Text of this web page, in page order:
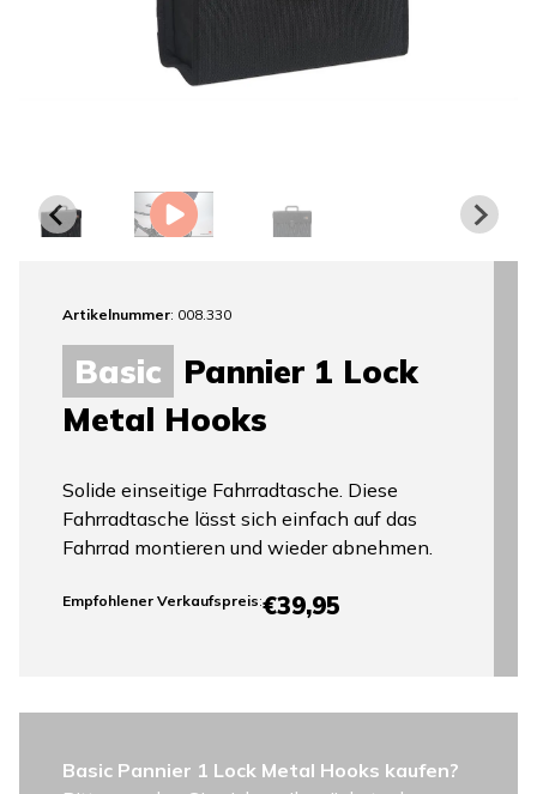
Artikelnummer: 008.330
Basic
Pannier 1 Lock
Metal Hooks
Solide einseitige Fahrradtasche. Diese
Fahrradtasche lässt sich einfach auf das
Fahrrad montieren und wieder abnehmen.
Empfohlener Verkaufspreis:€39,95
Basic Pannier 1 Lock Metal Hooks kaufen?